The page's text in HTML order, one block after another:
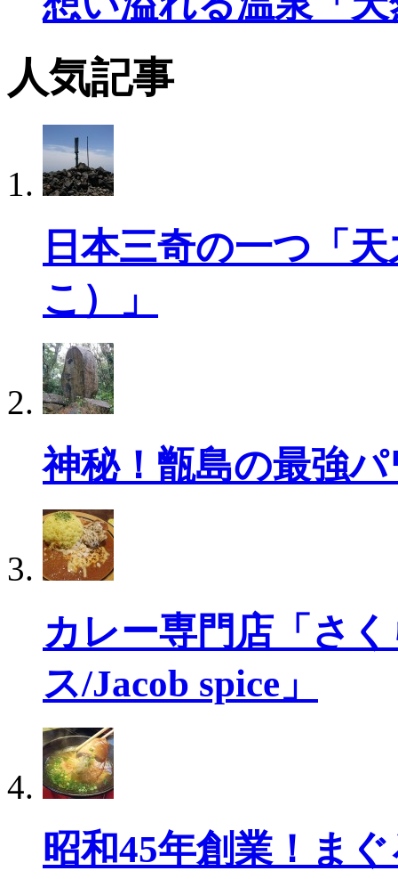
人気記事
日本三奇の一つ「
こ）」
神秘！甑島の最強
カレー専門店「さ
ス/Jacob spice」
昭和45年創業！ま